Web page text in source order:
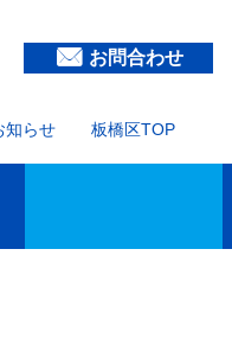
お問合わせ
知らせ 板橋区TOP